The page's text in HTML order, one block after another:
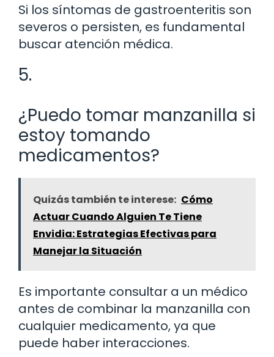
Si los síntomas de gastroenteritis son
severos o persisten, es fundamental
buscar atención médica.
5.
¿Puedo tomar manzanilla si
estoy tomando
medicamentos?
Quizás también te interese: Cómo
Actuar Cuando Alguien Te Tiene
Envidia: Estrategias Efectivas para
Manejar la Situación
Es importante consultar a un médico
antes de combinar la manzanilla con
cualquier medicamento, ya que
puede haber interacciones.